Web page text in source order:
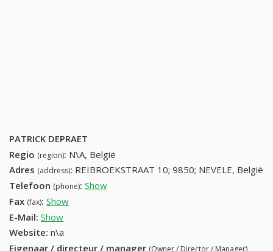
PATRICK DEPRAET
Regio (region): N\A, België
Adres (address): REIBROEKSTRAAT 10; 9850; NEVELE, België
Telefoon (phone): Show
Fax (fax): Show
E-Mail: Show
Website: n\a
Eigenaar / directeur / manager